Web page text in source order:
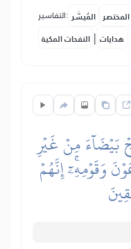
التفاسير: المُيسَّر المختصر
النفحات المكية | هدايات
بَيۡضَآءَ مِنۡ غَيۡرِ
وَقَوۡمِهِۦٓۚ إِنَّهُمۡ